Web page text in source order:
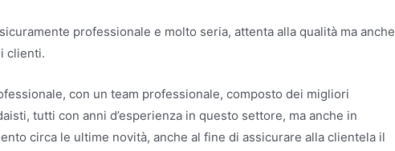
professionale e molto seria, attenta alla qualità ma anche
clienti.
con un team professionale, composto dei migliori
tutti con anni d’esperienza in questo settore, ma anche in
circa le ultime novità, anche al fine di assicurare alla clientela il